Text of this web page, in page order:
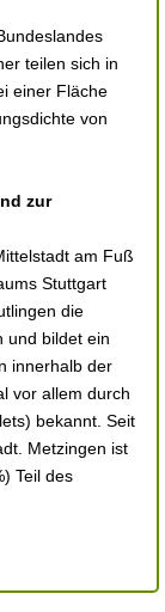
teilen sich in
einer Fläche
von
zur
am Fuß
Stuttgart
die
und bildet ein
innerhalb der
vor allem durch
bekannt. Seit
Metzingen ist
Teil des